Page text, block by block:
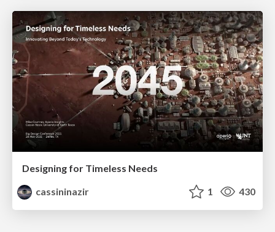
Designing for Timeless Needs
cassininazir
1 430